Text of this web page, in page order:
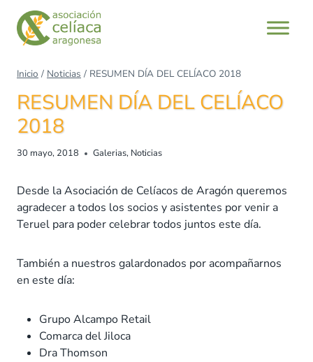
Saltar
contenido
Inicio / Noticias / RESUMEN DÍA DEL CELÍACO 2018
RESUMEN DÍA DEL CELÍACO
2018
30 mayo, 2018 Galerias, Noticias
Desde la Asociación de Celíacos de Aragón queremos
agradecer a todos los socios y asistentes por venir a
Teruel para poder celebrar todos juntos este día.
También a nuestros galardonados por acompañarnos
en este día:
Grupo Alcampo Retail
Comarca del Jiloca
Dra Thomson